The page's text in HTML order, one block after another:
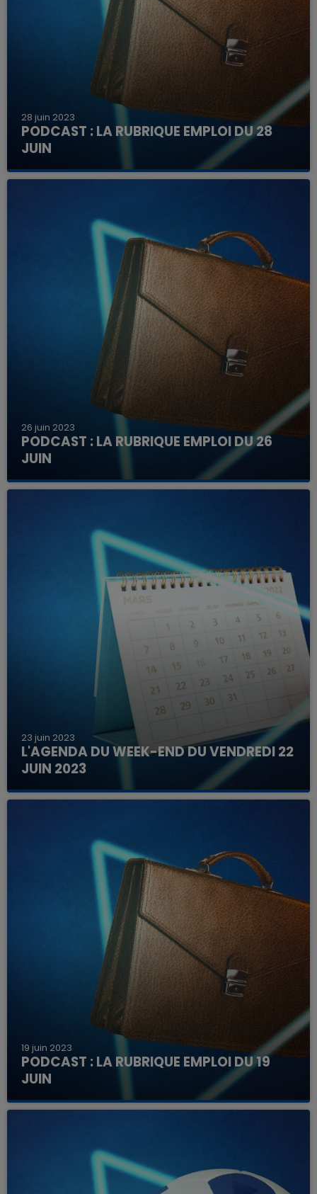
28 juin 2023
PODCAST : LA RUBRIQUE EMPLOI DU 28
JUIN
Découvrez ici les offres à pourvoir dans la région
26 juin 2023
PODCAST : LA RUBRIQUE EMPLOI DU 26
JUIN
Découvrez ici les offres à pourvoir
23 juin 2023
L'AGENDA DU WEEK-END DU VENDREDI 22
JUIN 2023
Que faire ce week-end dans les hauts-de-
France, la Marne et les Ardennes ?
19 juin 2023
PODCAST : LA RUBRIQUE EMPLOI DU 19
JUIN
Découvrez ici les offres à pourvoir dans la région